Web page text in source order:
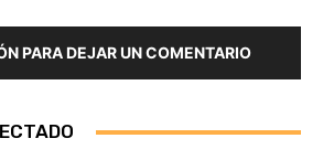
PARA DEJAR UN COMENTARIO